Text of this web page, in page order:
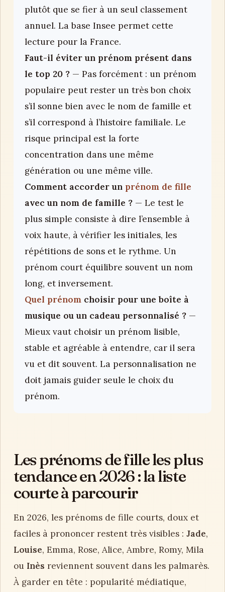
plutôt que se fier à un seul classement
annuel. La base Insee permet cette
lecture pour la France.
Faut-il éviter un prénom présent dans
le top 20 ? — Pas forcément : un prénom
populaire peut rester un très bon choix
s’il sonne bien avec le nom de famille et
s’il correspond à l’histoire familiale. Le
risque principal est la forte
concentration dans une même
génération ou une même ville.
Comment accorder un prénom de fille
avec un nom de famille ? — Le test le
plus simple consiste à dire l’ensemble à
voix haute, à vérifier les initiales, les
répétitions de sons et le rythme. Un
prénom court équilibre souvent un nom
long, et inversement.
Quel prénom choisir pour une boîte à
musique ou un cadeau personnalisé ? —
Mieux vaut choisir un prénom lisible,
stable et agréable à entendre, car il sera
vu et dit souvent. La personnalisation ne
doit jamais guider seule le choix du
prénom.
Les prénoms de fille les plus
tendance en 2026 : la liste
courte à parcourir
En 2026, les prénoms de fille courts, doux et
faciles à prononcer restent très visibles : Jade,
Louise, Emma, Rose, Alice, Ambre, Romy, Mila
ou Inès reviennent souvent dans les palmarès.
À garder en tête : popularité médiatique,